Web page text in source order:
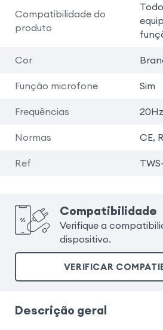
Compatibilidade do
produto
Cor
Função microfone Sim
Frequências
Normas CE,
Ref
Compatibilidade
Verifique a
dispositivo.
VERIFICAR
Descrição geral